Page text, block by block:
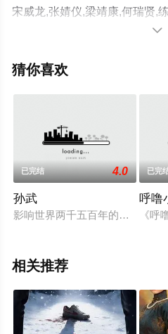
宋威龙,张婧仪,梁靖康,何瑞贤,
征,苗若芃,杨雪儿,严智超,曲靖,
手机免费观看高清无删减完整

猜你喜欢
已完结 4.0
孙武
影响世界两千五百年的智慧与谋
已完
呼噜
《呼
相关推荐